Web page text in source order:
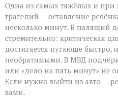
Одна из самых тяжёлых и при
трагедий — оставление
несколько минут. В палящий
стремительно: критическая
достигается пугающе быстро,
необратимыми. В МВД
или «дело на пять минут» не
Если нужно выйти из авто —
вами.